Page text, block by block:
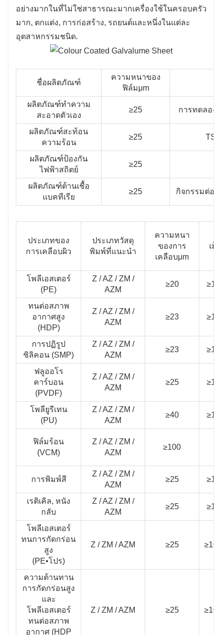
อย่างมากในที่ไม่ใช่สาธารณะมากเครื่องใช้ในครอบครัว
มาก, ตกแต่ง, การก่อสร้าง, รถยนต์และหนึ่งในแต่ละ
อุตสาหกรรมชนิด.
ชื่อผลิตภัณฑ์
ความหนาของ
ฟิล์มμm
ผลิตภัณฑ์ทําความ
สะอาดตัวเอง
≥25 การทดลอง
ผลิตภัณฑ์สะท้อน
ความร้อน
≥25
ผลิตภัณฑ์ป้องกัน
ไฟฟ้าสถิตย์
≥25
ผลิตภัณฑ์ต้านเชื้อ
แบคทีเรีย
≥25 กิจกรรมต่อต้
ประเภทของ
การเคลือบผิว
ประเภทวัสดุ
พิมพ์ที่แนะนํา
ความหนา
ของการ
เคลือบμm
เม็ก
โพลีเอสเตอร์
(PE)
Z / AZ / ZM /
AZM
≥20
ทนต่อสภาพ
อากาศสูง
(HDP)
Z / AZ / ZM /
AZM
≥23
การปฏิรูป
ซิลิคอน (SMP)
Z / AZ / ZM /
AZM
≥23
ฟลูออโร
คาร์บอน
(PVDF)
Z / AZ / ZM /
AZM
≥25
โพลียูรีเทน
(PU)
Z / AZ / ZM /
AZM
≥40
ฟิล์มร้อน
(VCM)
Z / AZ / ZM /
AZM
≥100
การพิมพ์สี
Z / AZ / ZM /
AZM
≥25
เรติเคิล, หนัง
กลับ
Z / AZ / ZM /
AZM
≥25
โพลีเอสเตอร์
ทนการกัดกร่อน
สูง
(PE•โปร)
Z / ZM / AZM ≥25
ความต้านทาน
การกัดกร่อนสูง
และ
โพลีเอสเตอร์
ทนต่อสภาพ
อากาศ (HDP
Z / ZM / AZM ≥25